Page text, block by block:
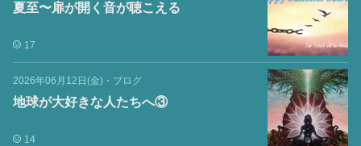
夏至〜扉が開く音が聴こえる
17
2026年06月12日(金) ・ ブログ
地球が大好きな人たちへ③
14